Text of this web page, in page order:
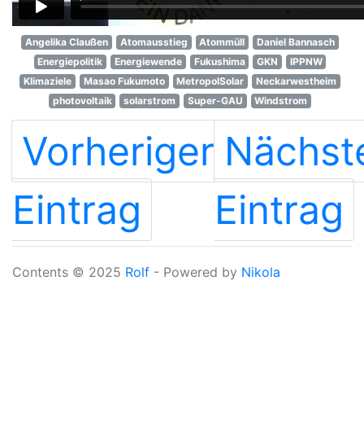
Angelika Claußen Atomausstieg Atommüll
Daniel Bannasch
Energiepolitik
Energiewende Fukushima GKN
IPPNW
Klimaziele
Masao Fukumoto MetropolSolar
Neckarwestheim
photovoltaik
solarstrom Super-GAU Windstrom
Vorheriger
Eintrag
Eintrag
Contents © 2025 Rolf - Powered by Nikola